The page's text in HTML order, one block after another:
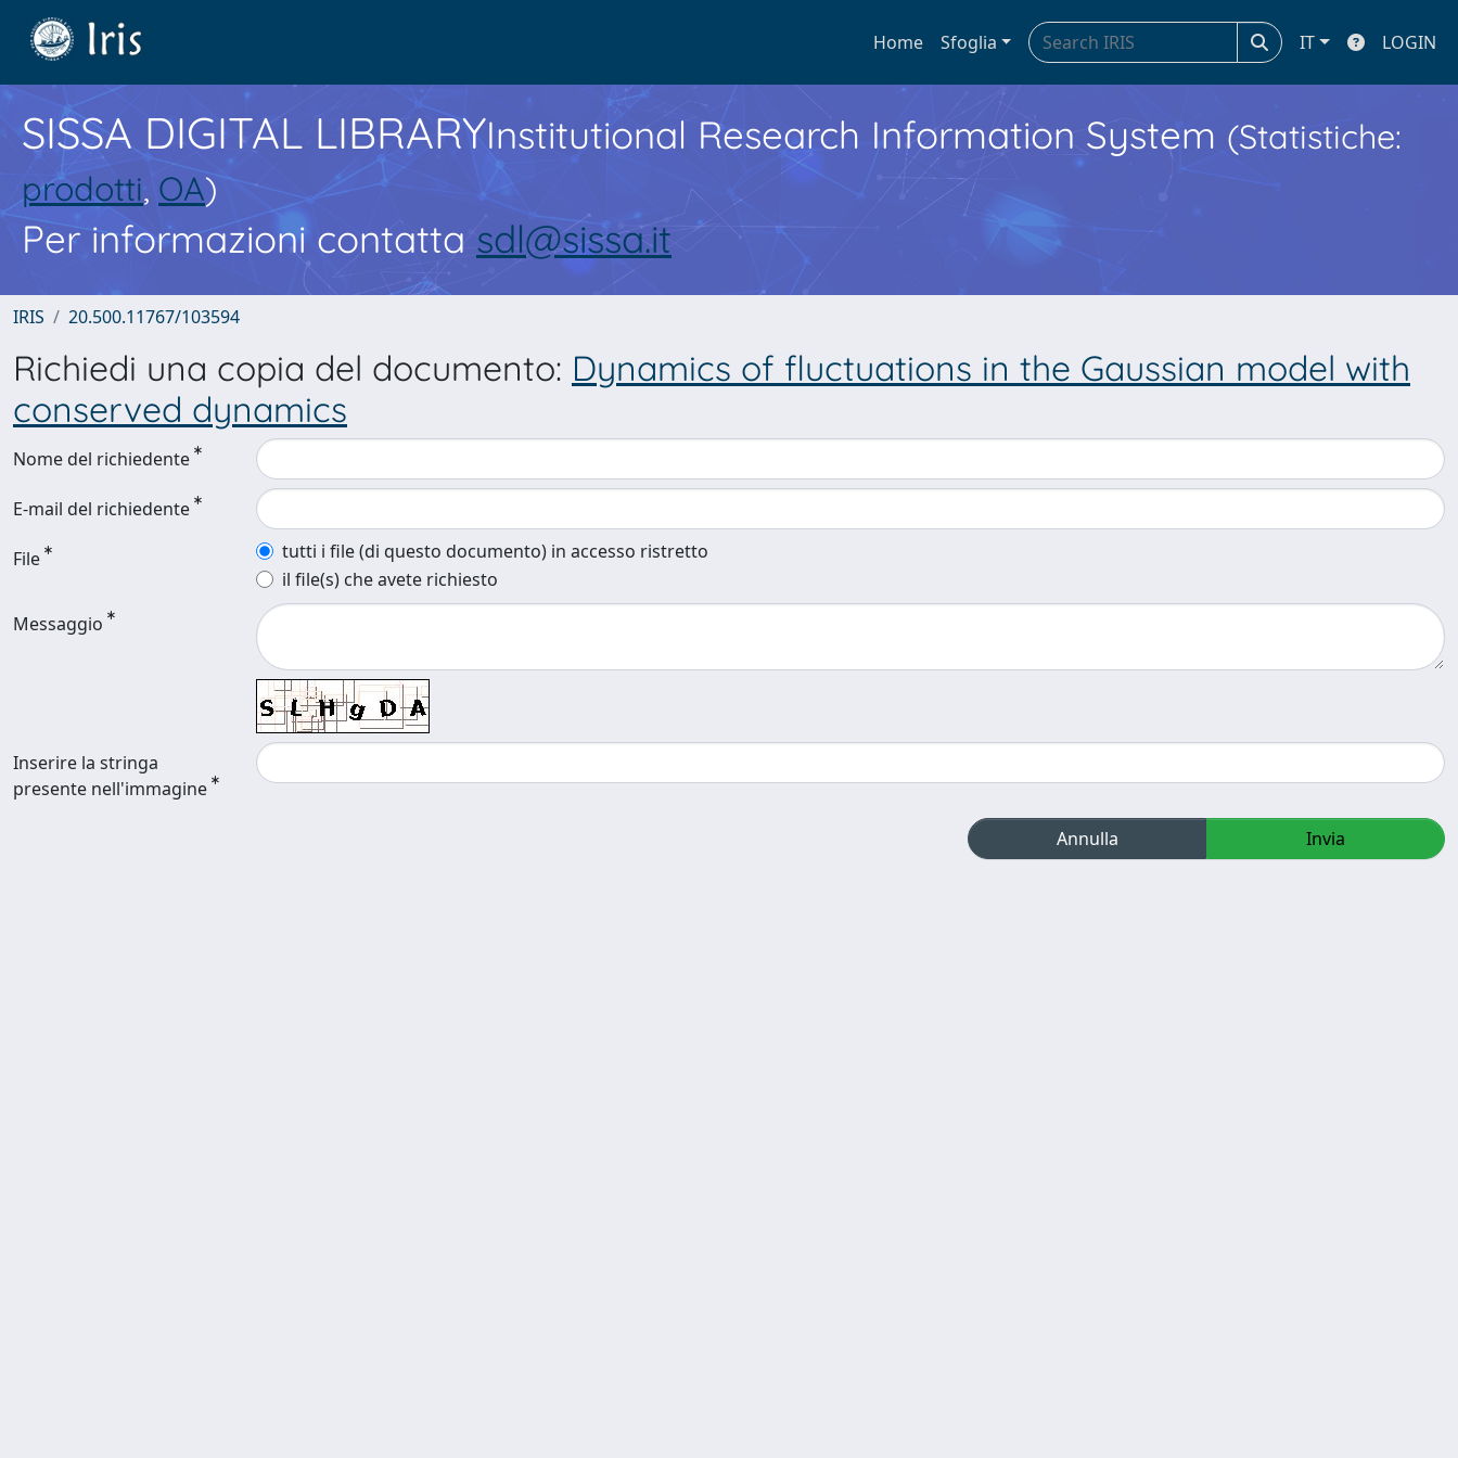
Home Sfoglia IT LOGIN
SISSA DIGITAL LIBRARYInstitutional Research Information System (Statistiche:
prodotti, OA)
Per informazioni contatta sdl@sissa.it
IRIS 20.500.11767/103594
Richiedi una copia del documento: Dynamics of fluctuations in the Gaussian model with
conserved dynamics
Nome del richiedente
E-mail del richiedente
File
tutti i file (di questo documento) in accesso ristretto
il file(s) che avete richiesto
Messaggio
Inserire la stringa
presente nell'immagine
Annulla Invia